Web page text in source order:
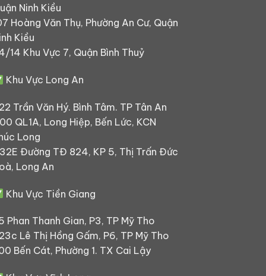
Ninh Kiều
Hoàng Văn Thụ, Phường An Cư, Quận
Kiều
14 Khu Vực 7, Quận Bình Thuỷ
Khu Vực Long An
Trần Văn Hý. Bình Tâm. TP Tân An
QL1A, Long Hiệp, Bến Lức, KCN
Long
Đường TĐ 824, KP 5, Thị Trấn Đức
Long An
Khu Vực Tiền Giang
Phan Thanh Gian, P3, TP Mỹ Tho
Lê Thị Hồng Gấm, P6, TP Mỹ Tho
Bến Cát, Phường 1. TX Cai Lậy